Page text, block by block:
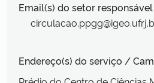
Email(s) do setor
Endereço(s) do serviço /